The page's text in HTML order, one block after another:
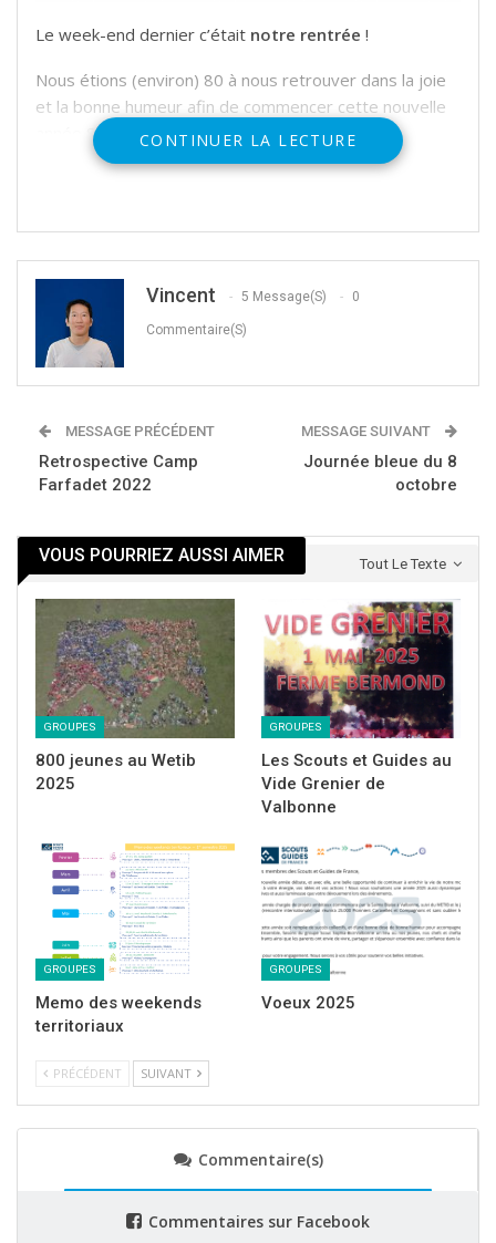
Le week-end dernier c’était notre rentrée !
Nous étions (environ) 80 à nous retrouver dans la joie
et la bonne humeur afin de commencer cette nouvelle
année Scoute qui s’annonce prometteuse.
conditions météorologiques, et c’était une sage
décision, car en effet, le samedi fut très pluvieux.
Nous avons donc procédé aux retrouvailles, inscriptions
administratives, jeux en groupes, puis fait la montée
des couleurs en matinée.
CONTINUER LA LECTURE
Vincent 5 Message(s) 0
Commentaire(s)
MESSAGE PRÉCÉDENT
Retrospective Camp
Farfadet 2022
MESSAGE SUIVANT
Journée bleue du 8
octobre
Tout Le Texte
VOUS POURRIEZ AUSSI AIMER
GROUPES
800 jeunes au Wetib
2025
GROUPES
Les Scouts et Guides au
Vide Grenier de
Valbonne
GROUPES
Memo des weekends
territoriaux
GROUPES
Voeux 2025
PRÉCÉDENT SUIVANT
Commentaire(s)
Commentaires sur Facebook